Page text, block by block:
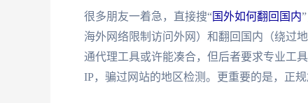
很多朋友一着急，直接搜“国外如何翻回国内
海外网络限制访问外网）和翻回国内（绕过
通代理工具或许能凑合，但后者要求专业工
IP，骗过网站的地区检测。更重要的是，正